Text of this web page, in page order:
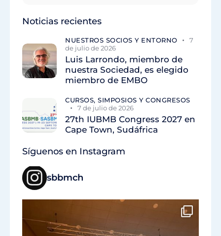
Noticias recientes
NUESTROS SOCIOS Y ENTORNO
7
de julio de 2026
Luis Larrondo, miembro de
nuestra Sociedad, es elegido
miembro de EMBO
CURSOS, SIMPOSIOS Y CONGRESOS
7 de julio de 2026
27th IUBMB Congress 2027 en
Cape Town, Sudáfrica
Síguenos en Instagram
sbbmch